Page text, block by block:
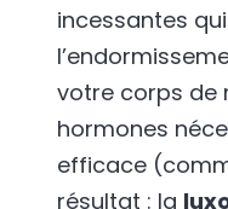
incessantes
votre corps de
hormones
efficace
résultat : la